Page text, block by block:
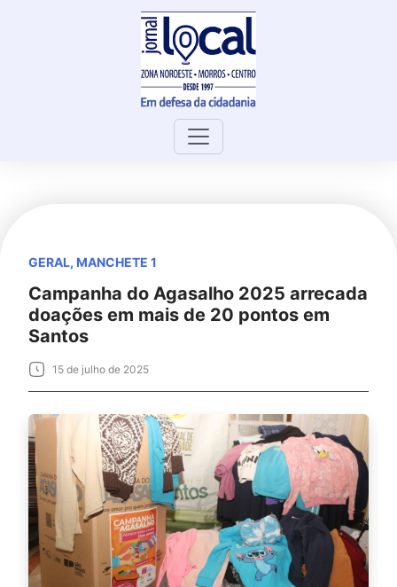
GERAL, MANCHETE 1
Campanha do Agasalho 2025 arrecada
doações em mais de 20 pontos em
Santos
15 de julho de 2025